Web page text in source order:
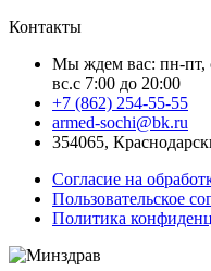
Контакты
Мы ждем вас: пн-пт,
вс.с 7:00 до 20:00
+7 (862) 254-55-55
armed-sochi@bk.ru
354065,
Согласие на
Пользовательское
Политика